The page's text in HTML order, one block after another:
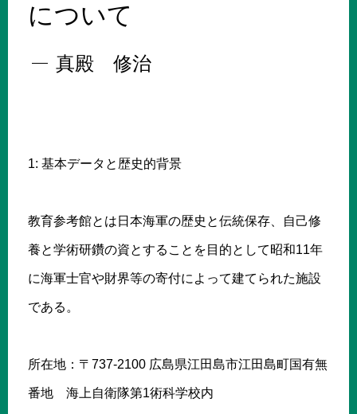
について
真殿 修治
1: 基本データと歴史的背景
教育参考館とは日本海軍の歴史と伝統保存、自己修
養と学術研鑽の資とすることを目的として昭和11年
に海軍士官や財界等の寄付によって建てられた施設
である。
所在地：〒737-2100 広島県江田島市江田島町国有無
番地 海上自衛隊第1術科学校内